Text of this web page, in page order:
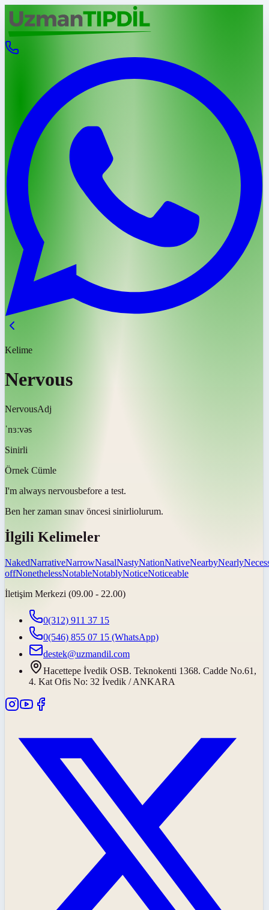
Kelime
Nervous
NervousAdj
ˈnɜːvəs
Sinirli
Örnek Cümle
I'm always nervousbefore a test.
Ben her zaman sınav öncesi sinirliolurum.
İlgili Kelimeler
NakedNarrativeNarrowNasalNastyNationNativeNearbyNearly
offNonethelessNotableNotablyNoticeNoticeable
İletişim Merkezi (09.00 - 22.00)
0(312) 911 37 15
0(546) 855 07 15 (WhatsApp)
destek@uzmandil.com
Hacettepe İvedik OSB. Teknokenti 1368. Cadde No.61,
4. Kat Ofis No: 32 İvedik / ANKARA